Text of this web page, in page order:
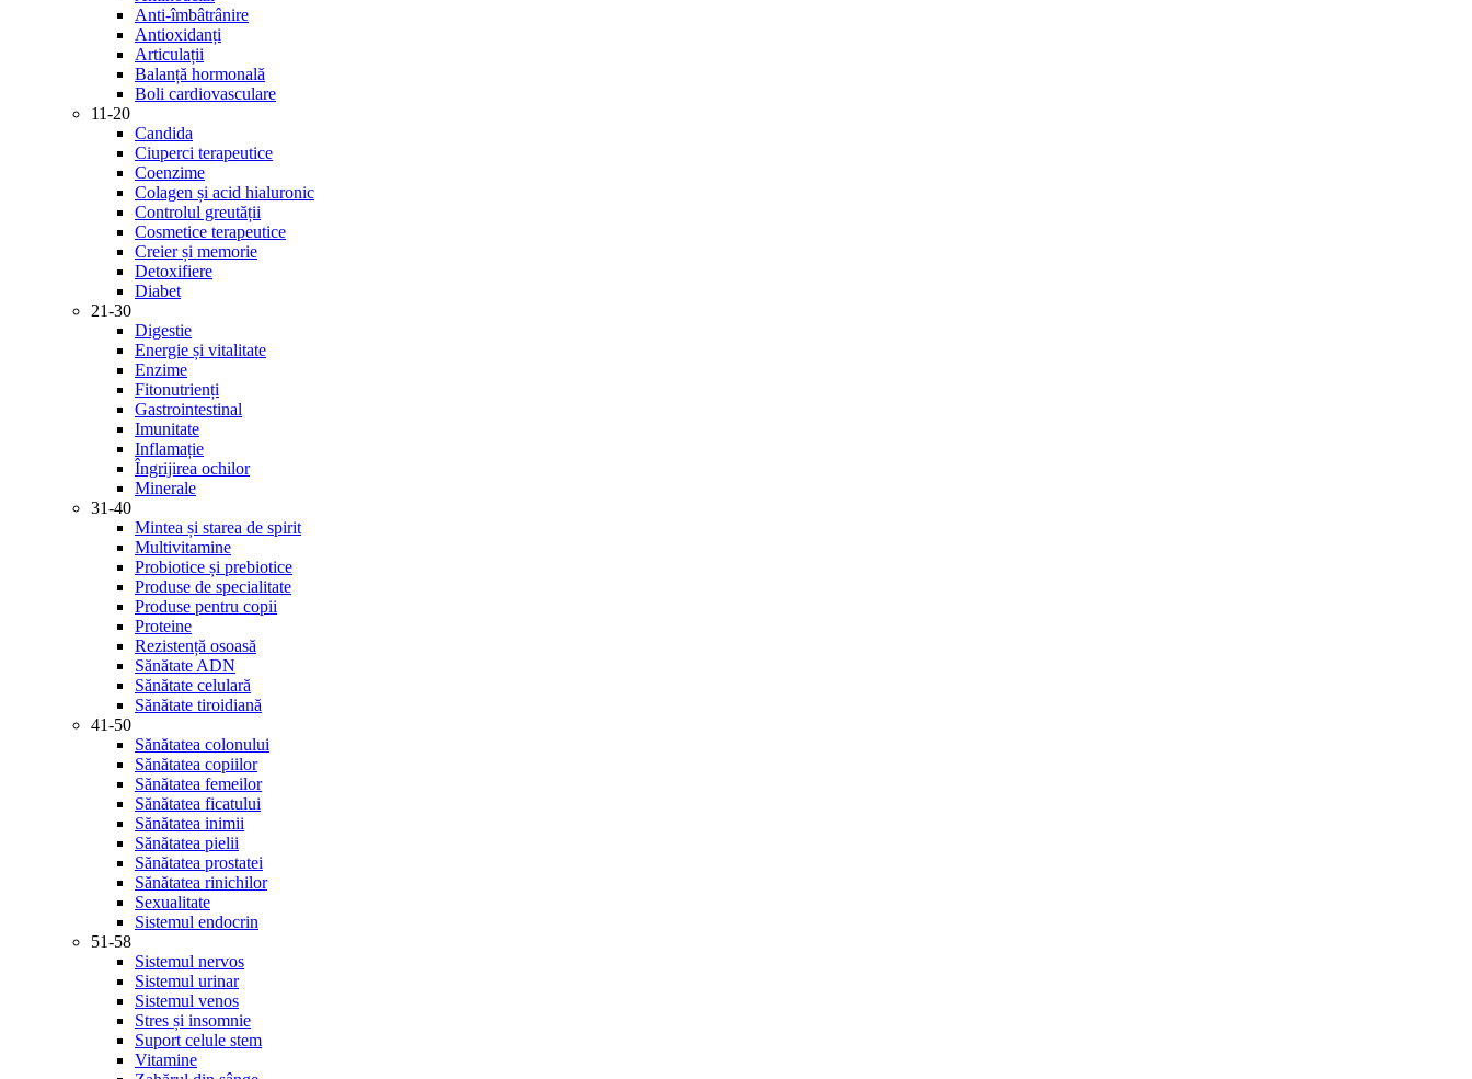
Anti-îmbâtrânire
Antioxidanți
Articulații
Balanță hormonală
Boli cardiovasculare
11-20
Candida
Ciuperci terapeutice
Coenzime
Colagen și acid hialuronic
Controlul greutății
Cosmetice terapeutice
Creier și memorie
Detoxifiere
Diabet
21-30
Digestie
Energie și vitalitate
Enzime
Fitonutrienți
Gastrointestinal
Imunitate
Inflamație
Îngrijirea ochilor
Minerale
31-40
Mintea și starea de spirit
Multivitamine
Probiotice și prebiotice
Produse de specialitate
Produse pentru copii
Proteine
Rezistență osoasă
Sănătate ADN
Sănătate celulară
Sănătate tiroidiană
41-50
Sănătatea colonului
Sănătatea copiilor
Sănătatea femeilor
Sănătatea ficatului
Sănătatea inimii
Sănătatea pielii
Sănătatea prostatei
Sănătatea rinichilor
Sexualitate
Sistemul endocrin
51-58
Sistemul nervos
Sistemul urinar
Sistemul venos
Stres și insomnie
Suport celule stem
Vitamine